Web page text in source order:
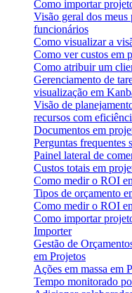
Como importar
Visão geral dos
funcionários
Como visualizar a
Como ver custos em
Como atribuir um
Gerenciamento de
visualização em
Visão de
recursos com
Documentos em
Perguntas frequentes
Painel lateral de
Custos totais em
Como medir o ROI
Tipos de orçamento
Como medir o ROI
Como importar
Importer
Gestão de
em Projetos
Ações em massa em
Tempo monitorado